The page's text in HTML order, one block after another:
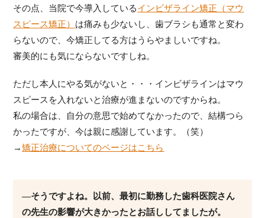
その点、当院で今導入しているインビザライン矯正（マウ
スピース矯正） は痛みも少ないし、歯ブラシも通常と変わ
らないので、今矯正してる方はうらやましいですね。
審美的にも気にならないですしね。
ただし本人にやる気がないと・・・インビザラインはマウ
スピースを入れないと治療が進まないのですからね。
私の場合は、自分の意思で始めてなかったので、結構つら
かったですが、今は親に感謝しています。（笑）
→矯正治療についてのページはこちら
―そうですよね。以前、最初に勤務した歯科医院さん
の先生の影響が大きかったとお話ししてましたが。